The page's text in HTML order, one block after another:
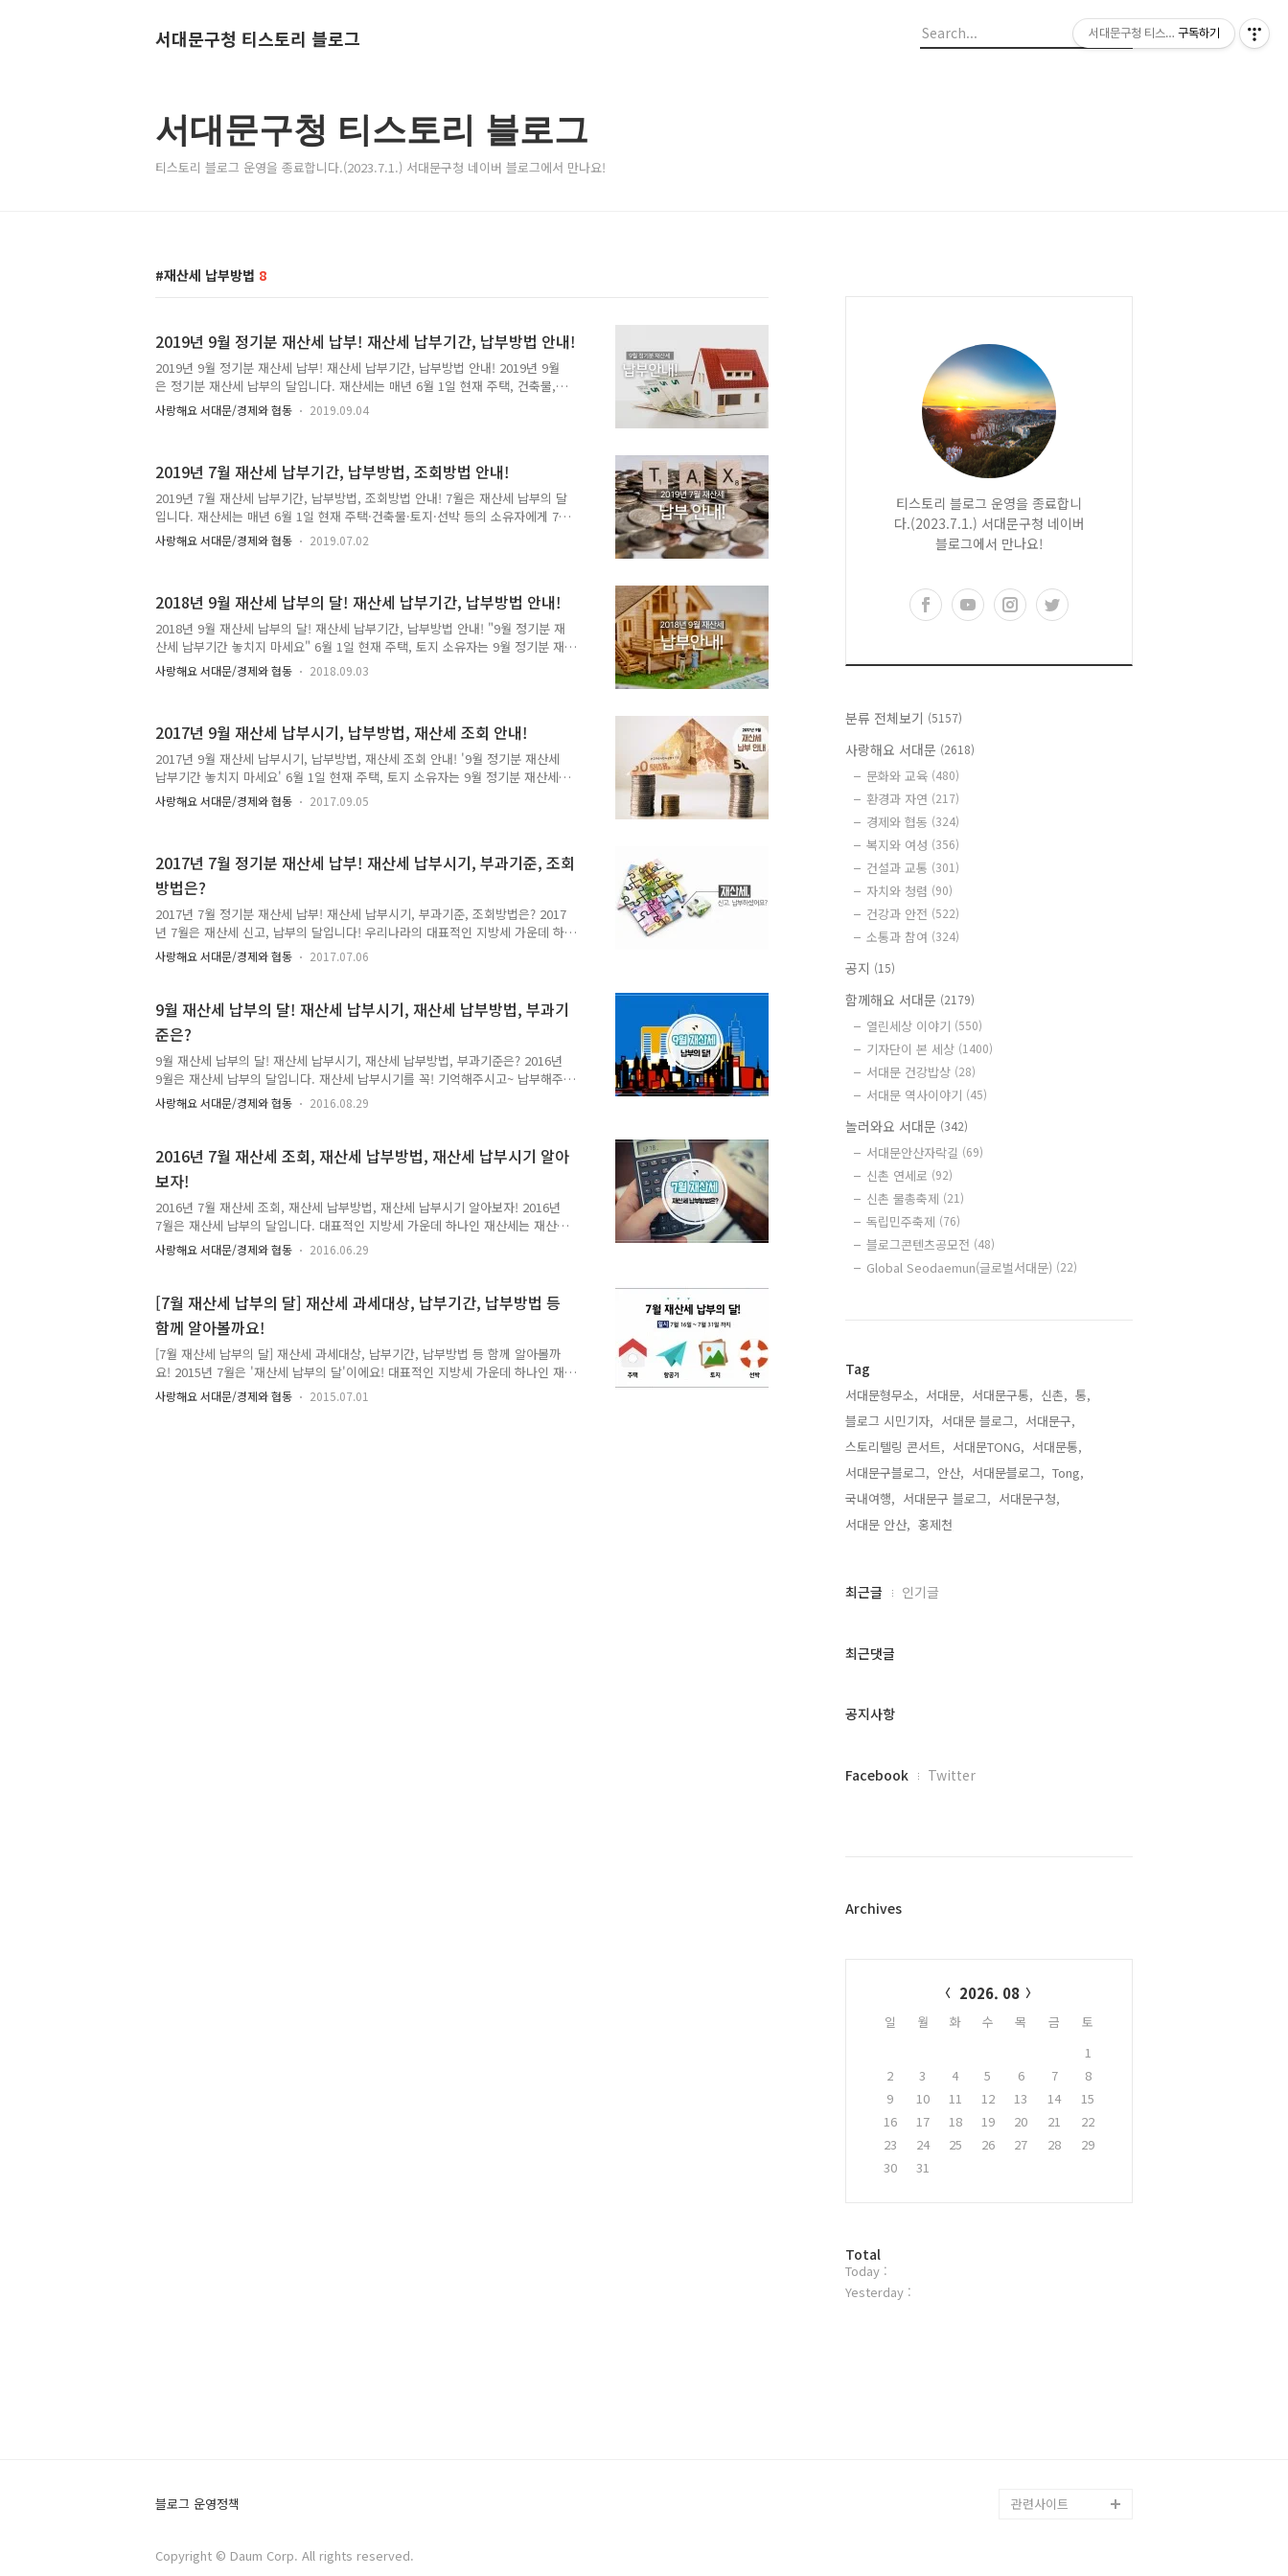
서대문구청 티스토리 블로그
서대문구청 티스토리 블로그
티스토리 블로그 운영을 종료합니다.(2023.7.1.) 서대문구청 네이버 블로그에서 만나요!
재산세 납부방법 8
2019년 9월 정기분 재산세 납부! 재산세 납부기간, 납부방법 안내!
2019년 9월 정기분 재산세 납부! 재산세 납부기간, 납부방법 안내! 2019년 9월
은 정기분 재산세 납부의 달입니다. 재산세는 매년 6월 1일 현재 주택, 건축물,
토지, 선박 등의 소유자에게 7월과 9월로 나누어 과세됩니다. 7월에는 주택 1/2,
건축물, 선박 등에 과세하고 이번 9월에는 나머지 주택분의 1/2과 토지(주택부속
재산세액(도시지역분포함)이 30만원 이상인 경우(매 1개월마다 0.75%씩 60개월
간) 중가산금을 추가 부담 ● 납부방법 - 전국 시중은행, 농협, 수협, 새마을금고,
우체국 방문 납부 - 편의점(CU, G..
사랑해요 서대문/경제와 협동 2019.09.04
2019년 7월 재산세 납부기간, 납부방법, 조회방법 안내!
2019년 7월 재산세 납부기간, 납부방법, 조회방법 안내! 7월은 재산세 납부의 달
입니다. 재산세는 매년 6월 1일 현재 주택·건축물·토지·선박 등의 소유자에게 7
월과 9월로 나누어 과세됩니다. TONG 지기와 함께 자세한 내용 알아볼까요!! 7
월 정기분 재산세 납부 안내 ● 납세의무자 : 6월 1일 현재 소유자 ● 과세대상 :
마다 0.75%씩 60개월간) 증가산금 추가 부담 ● 납부방법 : 시중은행, 인터넷뱅
킹, ETAX, 편의점, 스마트폰, ARS ① 전국 시중은행 - 농협, 수협, 새마을금고,
우체국 방문 ② 편의점 -..
사랑해요 서대문/경제와 협동 2019.07.02
2018년 9월 재산세 납부의 달! 재산세 납부기간, 납부방법 안내!
2018년 9월 재산세 납부의 달! 재산세 납부기간, 납부방법 안내! "9월 정기분 재
산세 납부기간 놓치지 마세요" 6월 1일 현재 주택, 토지 소유자는 9월 정기분 재
산세를 납부해야 합니다. 매매잔금을 과세기준일인 6월 1일에 주고받은 경우, 새
로 부동산을 취득한 매수자에게 납세의무가 있습니다. 2018년 9월 재산세 납부
2018. 9. 16. ~ 9. 30. ※ 9월 30일이 공휴일이므로 10월 1일까지 납부 가능 ※ 기
간이 지나면 3%의 가산금이 추가 부과 (10월 31일까지 미납시, 새액이 30만원
이상일 경우에는 매달 1.2%의 ..
사랑해요 서대문/경제와 협동 2018.09.03
2017년 9월 재산세 납부시기, 납부방법, 재산세 조회 안내!
2017년 9월 재산세 납부시기, 납부방법, 재산세 조회 안내! '9월 정기분 재산세
납부기간 놓치지 마세요' 6월 1일 현재 주택, 토지 소유자는 9월 정기분 재산세
를 납부해야 합니다. 매매잔금을 과세기준일인 6월 1일 주고받은 경우, 새로 부
동산을 취득한 매수자에세 납세의무가 있습니다! 6월 2일 이후 양도한 경우에는
월 2일 임시공휴일 지정으로 기존 9월 31일에서 10월 10일로 납부기한이 연장되
었습니다. ※ 납부기한 경과시 3% 가산금이 추가로 부과됩니다. 10월 31일까지
미납 시 매월 1.2%의 중가산금이 ..
사랑해요 서대문/경제와 협동 2017.09.05
2017년 7월 정기분 재산세 납부! 재산세 납부시기, 부과기준, 조회
방법은?
2017년 7월 정기분 재산세 납부! 재산세 납부시기, 부과기준, 조회방법은? 2017
년 7월은 재산세 신고, 납부의 달입니다! 우리나라의 대표적인 지방세 가운데 하
나인 재산세는 재산을 보유한 대가로 내는 보유세입니다. TONG지기와 함께 자
세히 알아보고~ 납부하러 가볼까요! ^^ 2017년 7월 정기분 재산세 납부 안내 ●
월 1일에 주고 받은 경우, 새로 부동산을 취득한 매수자 납세의무 - 6월 2일 이후
양도한 경우 6월 1일 현재 소유자인 양도자(전 소유자)가 납세의무 있음 ● 과세
대상 - 주택(1/2), 건축물 ※ 주택분 재산세는 1년분 세금을 반으로 나누어 7월과
9월에 가각 1/2씩 같은 금액으로 과세 ● ..
사랑해요 서대문/경제와 협동 2017.07.06
9월 재산세 납부의 달! 재산세 납부시기, 재산세 납부방법, 부과기
준은?
9월 재산세 납부의 달! 재산세 납부시기, 재산세 납부방법, 부과기준은? 2016년
9월은 재산세 납부의 달입니다. 재산세 납부시기를 꼭! 기억해주시고~ 납부해주
세요 ^^ 부과기준과 납부방법에 대해 tong지기가 알려드릴게요~ 미리 미리 준비
하기요! :: 9월 재산세 납부의 달 ○ 납세의무자 ▶ 6월 1일 현재(주택, 토지)소유
월과 9월에 각각 1/2씩 같은 금액으로 과세됩니다. ○ 납부기간 : 9. 16. ~ 9. 30.
○ 납부방법 ▶ 시중은행 및 농수협, 우체국, 새마을금고에 납부 ▶ 인터넷납부 :
인터넷(http://etax.seoul.go.kr) 접속 후 계좌이체 또는 신용카드(국내 모든 카
드 - 14개사)납..
사랑해요 서대문/경제와 협동 2016.08.29
2016년 7월 재산세 조회, 재산세 납부방법, 재산세 납부시기 알아
보자!
2016년 7월 재산세 조회, 재산세 납부방법, 재산세 납부시기 알아보자! 2016년
7월은 재산세 납부의 달입니다. 대표적인 지방세 가운데 하나인 재산세는 재산
을 보유한 대가로 내는 보유세입니다. 납부시기, 재산세 조회, 납부방법에 대해
같이 알아볼까요~ :: 7월 재산제 납부 ○ 납세의무자 - 6월 1일 현재(주택, 주택이
물, 선박 주택분 재산세는 1년분 세금을 반으로 나누어 7월과 9월에 각각 1/2씩
같은 금액으로 과세됩니다. ○ 납부기간 : 7. 16.(토) ~ 7. 31.(일) ○ 납부방법 - 시
중은행 및 농수신협, 우체국, 새마을금고에 납부 - 인터넷납부 : 인터넷
(http://etax.seoul.go.k..
사랑해요 서대문/경제와 협동 2016.06.29
[7월 재산세 납부의 달] 재산세 과세대상, 납부기간, 납부방법 등
함께 알아볼까요!
[7월 재산세 납부의 달] 재산세 과세대상, 납부기간, 납부방법 등 함께 알아볼까
요! 2015년 7월은 '재산세 납부의 달'이에요! 대표적인 지방세 가운데 하나인 재
산세는 재산을 보유한 대가로 내는 보유세랍니다. 과세대상, 납부기간, 납부방법
등 미리 알아두면 도움이 되겠죠!! 지기와 함께 재산세 납부에 대해 알아봐요~
사랑해요 서대문/경제와 협동 2015.07.01
티스토리 블로그 운영을 종료합니
다.(2023.7.1.) 서대문구청 네이버
블로그에서 만나요!
분류 전체보기 (5157)
사랑해요 서대문 (2618)
문화와 교육 (480)
환경과 자연 (217)
경제와 협동 (324)
복지와 여성 (356)
건설과 교통 (301)
자치와 청렴 (90)
건강과 안전 (522)
소통과 참여 (324)
공지 (15)
함께해요 서대문 (2179)
열린세상 이야기 (550)
기자단이 본 세상 (1400)
서대문 건강밥상 (28)
서대문 역사이야기 (45)
놀러와요 서대문 (342)
서대문안산자락길 (69)
신촌 연세로 (92)
신촌 물총축제 (21)
독립민주축제 (76)
블로그콘텐츠공모전 (48)
Global Seodaemun(글로벌서대문) (22)
Tag
서대문형무소, 서대문, 서대문구통, 신촌, 통,
블로그 시민기자, 서대문 블로그, 서대문구,
스토리텔링 콘서트, 서대문TONG, 서대문통,
서대문구블로그, 안산, 서대문블로그, Tong,
국내여행, 서대문구 블로그, 서대문구청,
서대문 안산, 홍제천,
최
과
글
최근글 인기글
최근댓글
공지사항
페
플
Facebook Twitter
Archives
2026. 08
일 월 화 수 목 금
토
1
2
3 4 5 6 7
8
9
10 11 12 13 14
15
16
17 18 19 20 21
22
23
24 25 26 27 28
29
30
31
방
문
자
Total
Today :
Yesterday :
블로그 운영정책
Copyright © Daum Corp. All rights reserved.
관련사이트
서대문구청 티스토리 블로그
구독하기